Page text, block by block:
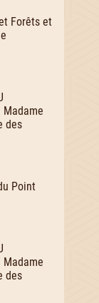
Forêts et
des
Point
des